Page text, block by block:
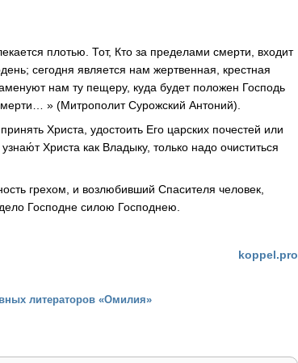
плотью. Тот, Кто за пределами смерти, входит
сегодня является нам жертвенная, крестная
нам ту пещеру, куда будет положен Господь
» (Митрополит Сурожский Антоний).
Христа, удостоить Его царских почестей или
Христа как Владыку, только надо очиститься
грехом, и возлюбивший Спасителя человек,
Господне силою Господнею.
koppel.pro
литераторов «Омилия»